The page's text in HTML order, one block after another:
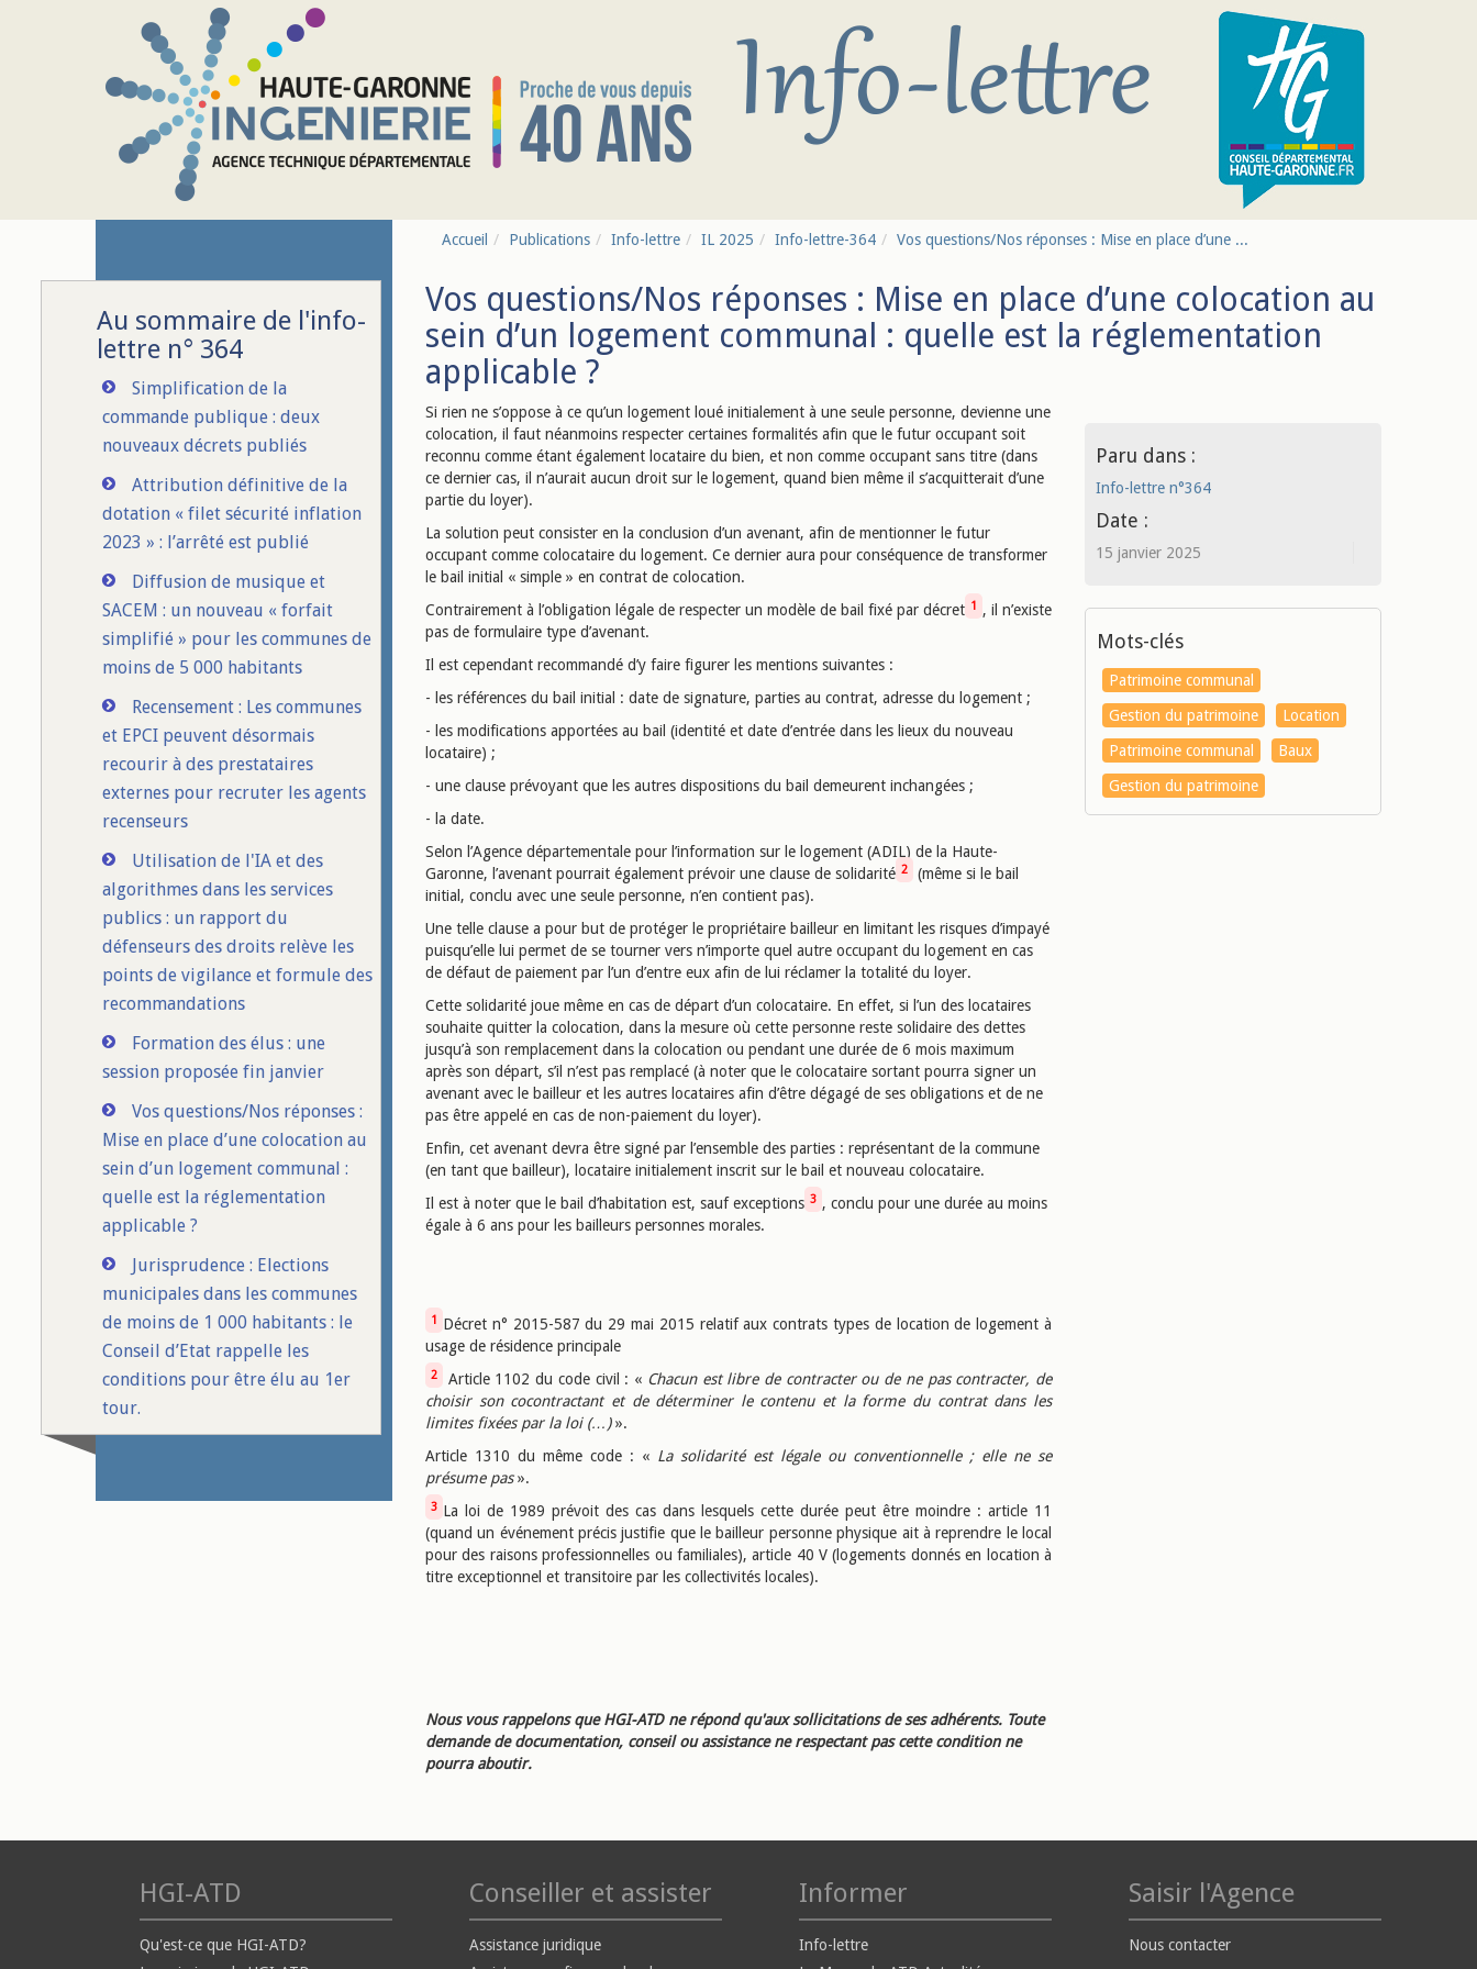
Au sommaire de l'info-
lettre n° 364
Simplification de la
commande publique : deux
nouveaux décrets publiés
Attribution définitive de la
dotation « filet sécurité inflation
2023 » : l’arrêté est publié
Diffusion de musique et
SACEM : un nouveau « forfait
simplifié » pour les communes de
moins de 5 000 habitants
Recensement : Les communes
et EPCI peuvent désormais
recourir à des prestataires
externes pour recruter les agents
recenseurs
Utilisation de l'IA et des
algorithmes dans les services
publics : un rapport du
défenseurs des droits relève les
points de vigilance et formule des
recommandations
Formation des élus : une
session proposée fin janvier
Vos questions/Nos réponses :
Mise en place d’une colocation au
sein d’un logement communal :
quelle est la réglementation
applicable ?
Jurisprudence : Elections
municipales dans les communes
de moins de 1 000 habitants : le
Conseil d’Etat rappelle les
conditions pour être élu au 1er
tour.
Accueil Publications Info-lettre IL 2025 Info-lettre-364 Vos questions/Nos réponses : Mise en place d’une ...
Vos questions/Nos réponses : Mise en place d’une colocation au
sein d’un logement communal : quelle est la réglementation
applicable ?
Si rien ne s’oppose à ce qu’un logement loué initialement à une seule personne, devienne une
colocation, il faut néanmoins respecter certaines formalités afin que le futur occupant soit
reconnu comme étant également locataire du bien, et non comme occupant sans titre (dans
ce dernier cas, il n’aurait aucun droit sur le logement, quand bien même il s’acquitterait d’une
partie du loyer).
La solution peut consister en la conclusion d’un avenant, afin de mentionner le futur
occupant comme colocataire du logement. Ce dernier aura pour conséquence de transformer
le bail initial « simple » en contrat de colocation.
Contrairement à l’obligation légale de respecter un modèle de bail fixé par décret 1 , il n’existe
pas de formulaire type d’avenant.
Il est cependant recommandé d’y faire figurer les mentions suivantes :
- les références du bail initial : date de signature, parties au contrat, adresse du logement ;
- les modifications apportées au bail (identité et date d’entrée dans les lieux du nouveau
locataire) ;
- une clause prévoyant que les autres dispositions du bail demeurent inchangées ;
- la date.
Selon l’Agence départementale pour l’information sur le logement (ADIL) de la Haute-
Garonne, l’avenant pourrait également prévoir une clause de solidarité 2
(même si le bail
initial, conclu avec une seule personne, n’en contient pas).
Une telle clause a pour but de protéger le propriétaire bailleur en limitant les risques d’impayé
puisqu’elle lui permet de se tourner vers n’importe quel autre occupant du logement en cas
de défaut de paiement par l’un d’entre eux afin de lui réclamer la totalité du loyer.
Cette solidarité joue même en cas de départ d’un colocataire. En effet, si l’un des locataires
souhaite quitter la colocation, dans la mesure où cette personne reste solidaire des dettes
jusqu’à son remplacement dans la colocation ou pendant une durée de 6 mois maximum
après son départ, s’il n’est pas remplacé (à noter que le colocataire sortant pourra signer un
avenant avec le bailleur et les autres locataires afin d’être dégagé de ses obligations et de ne
pas être appelé en cas de non-paiement du loyer).
Enfin, cet avenant devra être signé par l’ensemble des parties : représentant de la commune
(en tant que bailleur), locataire initialement inscrit sur le bail et nouveau colocataire.
Il est à noter que le bail d’habitation est, sauf exceptions 3 , conclu pour une durée au moins
égale à 6 ans pour les bailleurs personnes morales.
1 Décret n° 2015-587 du 29 mai 2015 relatif aux contrats types de location de logement à
usage de résidence principale
2 Article 1102 du code civil : « Chacun est libre de contracter ou de ne pas contracter, de
choisir son cocontractant et de déterminer le contenu et la forme du contrat dans les
limites fixées par la loi (…)».
Article 1310 du même code : « La solidarité est légale ou conventionnelle ; elle ne se
présume pas».
3 La loi de 1989 prévoit des cas dans lesquels cette durée peut être moindre : article 11
(quand un événement précis justifie que le bailleur personne physique ait à reprendre le local
pour des raisons professionnelles ou familiales), article 40 V (logements donnés en location à
titre exceptionnel et transitoire par les collectivités locales).
Nous vous rappelons que HGI-ATD ne répond qu'aux sollicitations de ses adhérents. Toute
demande de documentation, conseil ou assistance ne respectant pas cette condition ne
pourra aboutir.
Paru dans :
Info-lettre n°364
Date :
15 janvier 2025
Mots-clés
Patrimoine communal
Gestion du patrimoine
Location
Patrimoine communal
Baux
Gestion du patrimoine
HGI-ATD
Qu'est-ce que HGI-ATD?
Conseiller et assister
Assistance juridique
Informer
Info-lettre
Saisir l'Agence
Nous contacter